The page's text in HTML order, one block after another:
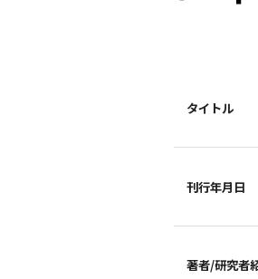
タイトル
刊行年月日
著者/研究者